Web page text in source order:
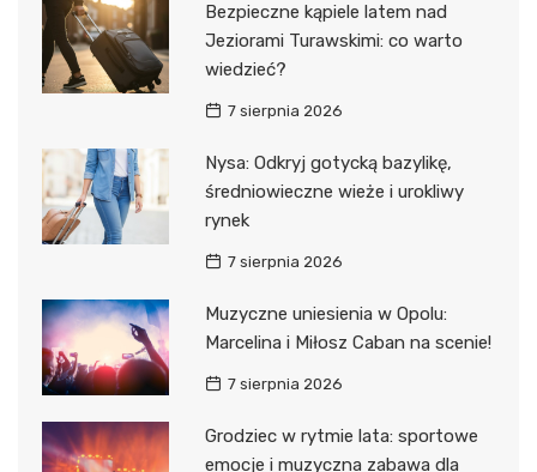
Bezpieczne kąpiele latem nad
Jeziorami Turawskimi: co warto
wiedzieć?
7 sierpnia 2026
Nysa: Odkryj gotycką bazylikę,
średniowieczne wieże i urokliwy
rynek
7 sierpnia 2026
Muzyczne uniesienia w Opolu:
Marcelina i Miłosz Caban na scenie!
7 sierpnia 2026
Grodziec w rytmie lata: sportowe
emocje i muzyczna zabawa dla